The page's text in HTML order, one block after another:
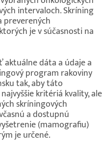
intervaloch. Skríning
preverených
je v súčasnosti na
dáta a údaje a
program rakoviny
tak, aby táto
kritériá kvality, ale
skríningových
a dostupnú
(mamografiu)
je určené.